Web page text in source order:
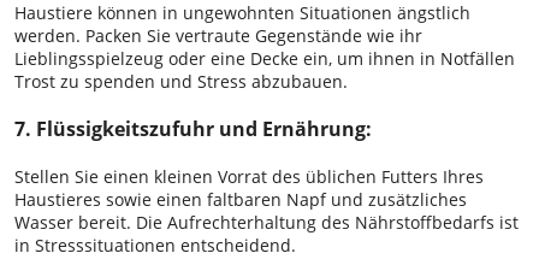
Haustiere können in ungewohnten Situationen ängstlich
werden. Packen Sie vertraute Gegenstände wie ihr
Lieblingsspielzeug oder eine Decke ein, um ihnen in Notfällen
Trost zu spenden und Stress abzubauen.
7. Flüssigkeitszufuhr und Ernährung:
Stellen Sie einen kleinen Vorrat des üblichen Futters Ihres
Haustieres sowie einen faltbaren Napf und zusätzliches
Wasser bereit. Die Aufrechterhaltung des Nährstoffbedarfs ist
in Stresssituationen entscheidend.